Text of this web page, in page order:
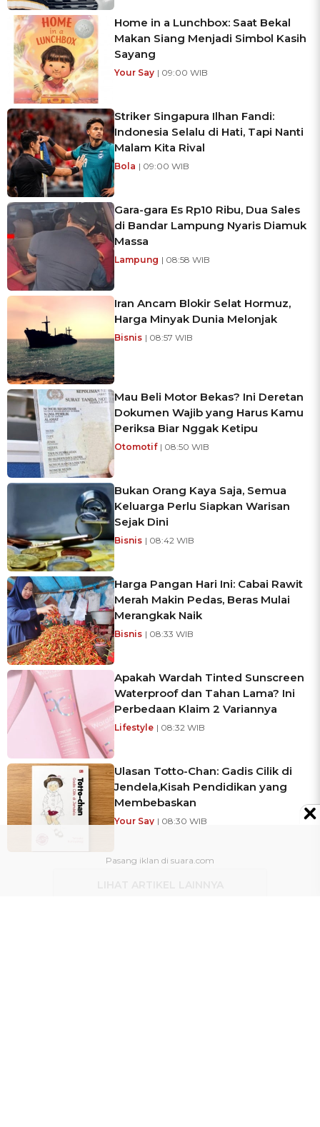
Home in a Lunchbox: Saat Bekal
Makan Siang Menjadi Simbol Kasih
Sayang
Your Say | 09:00 WIB
Striker Singapura Ilhan Fandi:
Indonesia Selalu di Hati, Tapi Nanti
Malam Kita Rival
Bola | 09:00 WIB
Gara-gara Es Rp10 Ribu, Dua Sales
di Bandar Lampung Nyaris Diamuk
Massa
Lampung | 08:58 WIB
Iran Ancam Blokir Selat Hormuz,
Harga Minyak Dunia Melonjak
Bisnis | 08:57 WIB
Mau Beli Motor Bekas? Ini Deretan
Dokumen Wajib yang Harus Kamu
Periksa Biar Nggak Ketipu
Otomotif | 08:50 WIB
Bukan Orang Kaya Saja, Semua
Keluarga Perlu Siapkan Warisan
Sejak Dini
Bisnis | 08:42 WIB
Harga Pangan Hari Ini: Cabai Rawit
Merah Makin Pedas, Beras Mulai
Merangkak Naik
Bisnis | 08:33 WIB
Apakah Wardah Tinted Sunscreen
Waterproof dan Tahan Lama? Ini
Perbedaan Klaim 2 Variannya
Lifestyle | 08:32 WIB
Ulasan Totto-Chan: Gadis Cilik di
Jendela,Kisah Pendidikan yang
Membebaskan
Your Say | 08:30 WIB